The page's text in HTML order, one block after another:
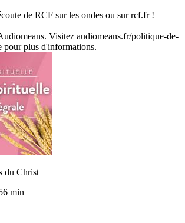
de RCF sur les ondes ou sur rcf.fr !
Visitez audiomeans.fr/politique-de-
pour plus d'informations.
du Christ
min